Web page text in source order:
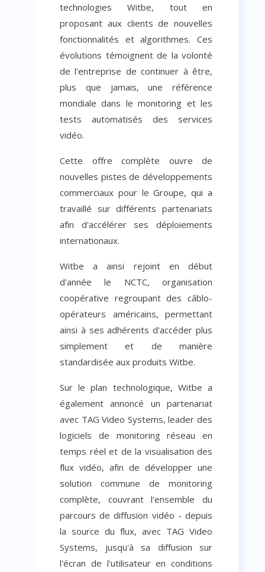
technologies Witbe, tout en
proposant aux clients de nouvelles
fonctionnalités et algorithmes. Ces
évolutions témoignent de la volonté
de l'entreprise de continuer à être,
plus que jamais, une référence
mondiale dans le monitoring et les
tests automatisés des services
vidéo.
Cette offre complète ouvre de
nouvelles pistes de développements
commerciaux pour le Groupe, qui a
travaillé sur différents partenariats
afin d'accélérer ses déploiements
internationaux.
Witbe a ainsi rejoint en début
d'année le NCTC, organisation
coopérative regroupant des câblo-
opérateurs américains, permettant
ainsi à ses adhérents d'accéder plus
simplement et de manière
standardisée aux produits Witbe.
Sur le plan technologique, Witbe a
également annoncé un partenariat
avec TAG Video Systems, leader des
logiciels de monitoring réseau en
temps réel et de la visualisation des
flux vidéo, afin de développer une
solution commune de monitoring
complète, couvrant l'ensemble du
parcours de diffusion vidéo - depuis
la source du flux, avec TAG Video
Systems, jusqu'à sa diffusion sur
l'écran de l'utilisateur en conditions